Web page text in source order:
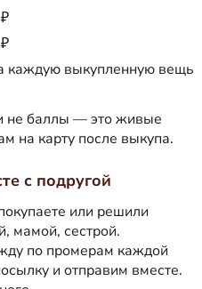
каждую выкупленную вещь
не баллы — это живые
на карту после выкупа.
с подругой
или решили
мамой, сестрой.
по промерам каждой
и отправим вместе.